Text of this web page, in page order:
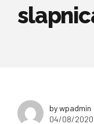
by wpadmin
04/08/2020